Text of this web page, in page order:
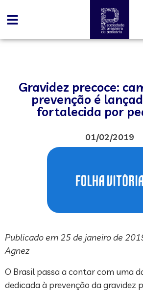
Gravidez precoce:
prevenção é
fortalecida por
01/02/2019
Publicado em 25 de janeiro de
Agnez
O Brasil passa a contar com uma
dedicada à prevenção da gravidez